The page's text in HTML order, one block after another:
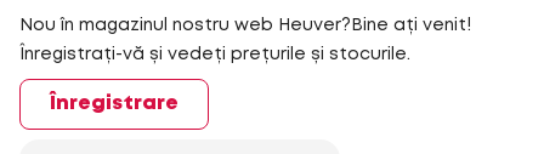
Nou în magazinul nostru web Heuver?Bine ați venit!
Înregistrați-vă și vedeți prețurile și stocurile.
Înregistrare